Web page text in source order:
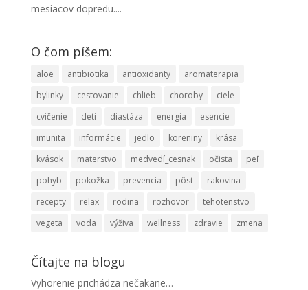
mesiacov dopredu....
O čom píšem:
aloe antibiotika antioxidanty
aromaterapia
bylinky
cestovanie chlieb choroby
ciele
cvičenie
deti diastáza energia
esencie
imunita
informácie jedlo koreniny
krása
kvások
materstvo medvedí_cesnak očista
peľ
pohyb
pokožka prevencia pôst
rakovina
recepty
relax rodina rozhovor
tehotenstvo
vegeta
voda výživa wellness zdravie zmena
Čítajte na blogu
Vyhorenie prichádza nečakane…